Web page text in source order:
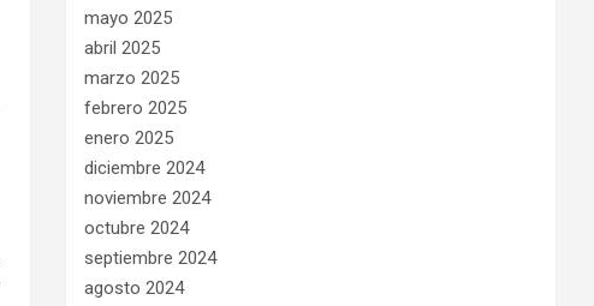
mayo 2025
abril 2025
marzo 2025
febrero 2025
enero 2025
diciembre 2024
noviembre 2024
octubre 2024
septiembre 2024
agosto 2024